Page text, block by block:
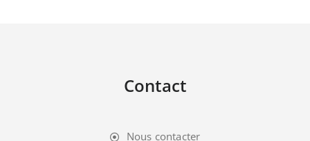
Contact
Nous contacter